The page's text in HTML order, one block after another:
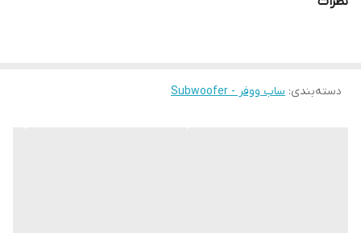
دسته‌بندی: ساب ووفر - Subwoofer